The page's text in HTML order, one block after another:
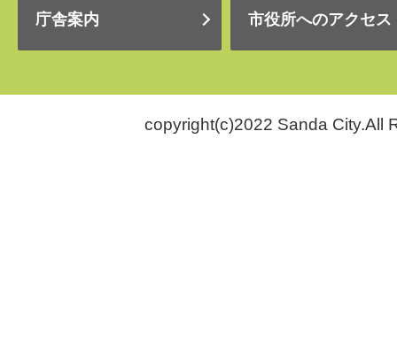
庁舎案内 市役所へのアクセス
copyright(c)2022 Sanda City.All